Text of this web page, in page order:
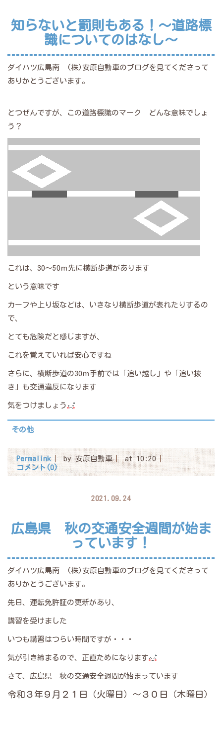
知らないと罰則もある！～道路標
識についてのはなし～
ダイハツ広島南 (株)安原自動車のブログを見てくださって
ありがとうございます。
とつぜんですが、この道路標識のマーク どんな意味でしょ
う？
これは、30～50ｍ先に横断歩道があります
という意味です
カーブや上り坂などは、いきなり横断歩道が表れたりするの
で、
とても危険だと感じますが、
これを覚えていれば安心ですね
さらに、横断歩道の30ｍ手前では「追い越し」や「追い抜
き」も交通違反になります
気をつけましょう
その他
Permalink by 安原自動車
at 10:20
コメント(0)
2021.09.24
広島県 秋の交通安全週間が始ま
っています！
ダイハツ広島南 (株)安原自動車のブログを見てくださって
ありがとうございます。
先日、運転免許証の更新があり、
講習を受けました
いつも講習はつらい時間ですが・・・
気が引き締まるので、正直ためになります
さて、広島県 秋の交通安全週間が始まっています
令和３年９月２１日（火曜日）～３０日（木曜日）